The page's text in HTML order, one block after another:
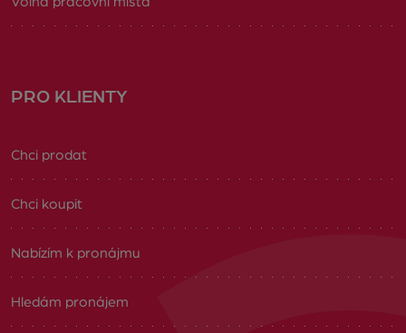
PRO KLIENTY
Chci prodat
Chci koupit
Nabízím k pronájmu
Hledám pronájem